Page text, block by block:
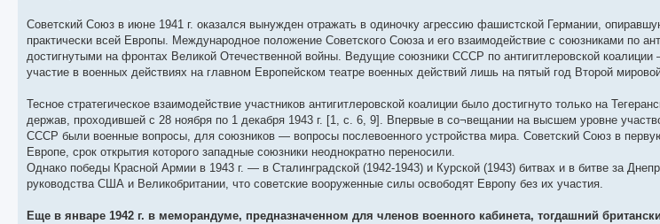
Советский Союз в июне 1941 г. оказался вынужден отражать в одиночку агрессию фашистской Германии,
практически всей Европы. Международное положение Советского Союза и его взаимодействие с союзниками по
достигнутыми на фронтах Великой Отечественной войны. Ведущие союзники СССР по антигитлеровской
участие в военных действиях на главном Европейском театре военных действий лишь на пятый год Второй
Тесное стратегическое взаимодействие участников антигитлеровской коалиции было достигнуто только на
держав, проходившей с 28 ноября по 1 декабря 1943 г. [1, с. 6, 9]. Впервые в со¬вещании на высшем уровне
СССР были военные вопросы, для союзников — вопросы послевоенного устройства мира. Советский Союз в
Европе, срок открытия которого западные союзники неоднократно переносили.
Однако победы Красной Армии в 1943 г. — в Сталинградской (1942-1943) и Курской (1943) битвах и в битве за
руководства США и Великобритании, что советские вооруженные силы освободят Европу без их участия.
Еще в январе 1942 г. в меморандуме, предназначенном для членов военного кабинета, тогдашний